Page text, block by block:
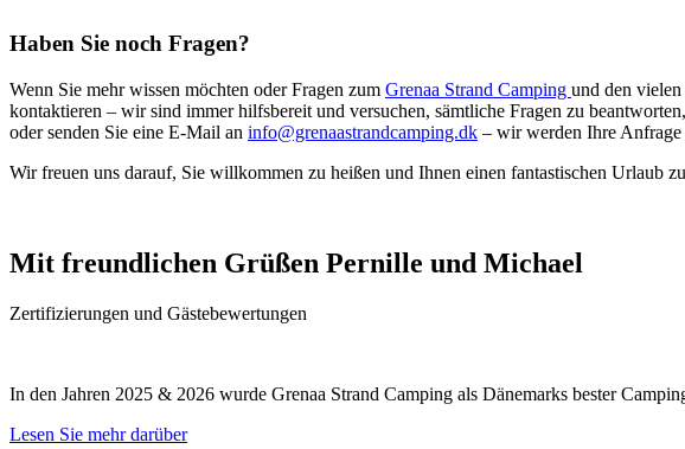
Haben Sie noch Fragen?
Wenn Sie mehr wissen möchten oder Fragen zum Grenaa Strand Camping und den
kontaktieren – wir sind immer hilfsbereit und versuchen, sämtliche Fragen zu
oder senden Sie eine E-Mail an info@grenaastrandcamping.dk – wir werden Ihre
Wir freuen uns darauf, Sie willkommen zu heißen und Ihnen einen fantastischen Urlaub
Mit freundlichen Grüßen Pernille und Michael
Zertifizierungen und Gästebewertungen
In den Jahren 2025 & 2026 wurde Grenaa Strand Camping als Dänemarks bester
Lesen Sie mehr darüber